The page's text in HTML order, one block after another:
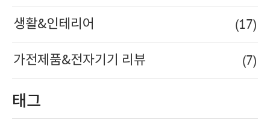
생활&인테리어 (17)
가전제품&전자기기 리뷰 (7)
태그